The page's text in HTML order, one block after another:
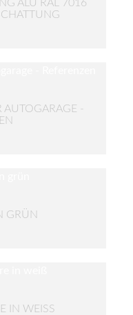
ALU RAL 7016
AUTOGARAGE -
GRÜN
IN WEISS